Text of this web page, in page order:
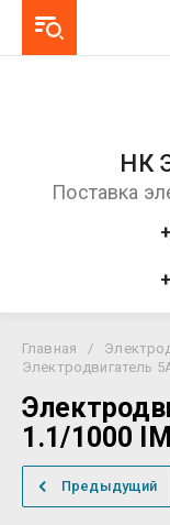
НК
Поставка
Главная /
Электродвигатель
1.1/1000
Предыдущий